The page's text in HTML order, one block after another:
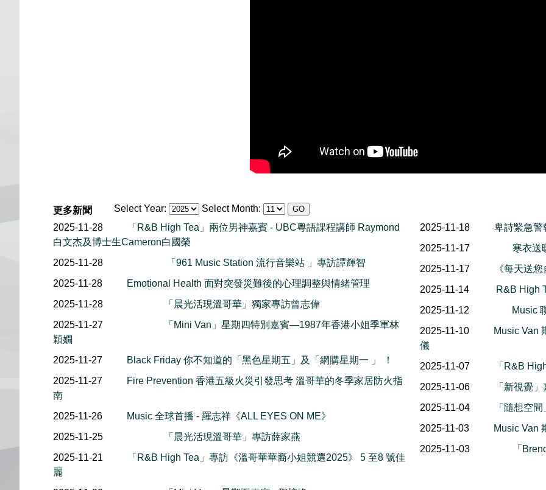
Select Year: Select Month:
更多新聞
2025-11-28
「R&B High Tea」兩位男神嘉賓 - UBC粵語課程講師 Raymond
白文杰及博士生Cameron白國榮
2025-11-28
「961 Music Station 流行音樂站 」專訪譚輝智
2025-11-28
Emotional Health 面對突發災難後的心理調整與情緒管理
2025-11-28
「晨光活現溫哥華」獨家專訪曾志偉
2025-11-27
「Mini Van」星期四特別嘉賓—1987年香港小姐季軍林
穎嫺
2025-11-27
Black Friday 你不知道的「黑色星期五」及「網購星期一 」 ！
2025-11-27
Fire Prevention 香港五級火災引發思考 溫哥華的冬季家居防火指
南
2025-11-26
Music 全球首播 - 羅志祥《ALL EYES ON ME》
2025-11-25
「晨光活現溫哥華」專訪薛家燕
2025-11-21
「R&B High Tea」專訪《溫哥華華裔小姐競選2025》 5 至8 號佳
麗
2025-11-18
卑詩緊急警
2025-11-17
寒衣送
2025-11-17
《每天送
2025-11-14
R&B High
2025-11-12
Music
2025-11-10
Music Van
儀
2025-11-07
「R&B
2025-11-06
「新視覺
2025-11-04
「隨想空
2025-11-03
Music Van
2025-11-03
「